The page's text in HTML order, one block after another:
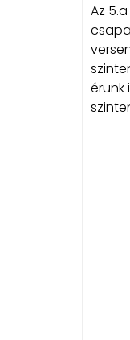
Az
érünk